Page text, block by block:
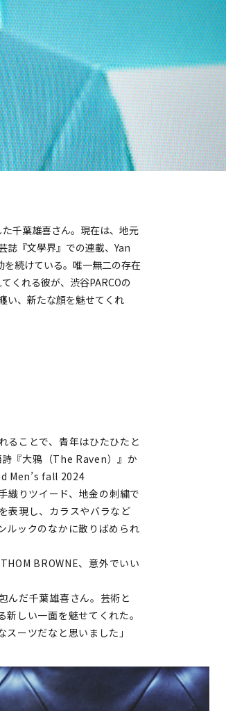
千葉雄喜さん。現在は、地元
誌『文學界』での連載、Yan
続けている。唯一無二の存在
くれる彼が、渋谷PARCOの
い、新たな顔を魅せてくれ
ることで、青年はひたひたと
詩『大鴉（The Raven）』か
Men’s fall 2024
りツイード、地金の刺繍で
表現し、カラスやバラなど
ルックのなかに散りばめられ
BROWNE、意外でいい
んだ千葉雄喜さん。芸術と
しい一面を魅せてくれた。
ーツだなと思いました」